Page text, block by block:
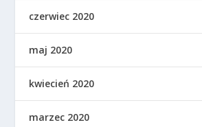
czerwiec 2020
maj 2020
kwiecień 2020
marzec 2020